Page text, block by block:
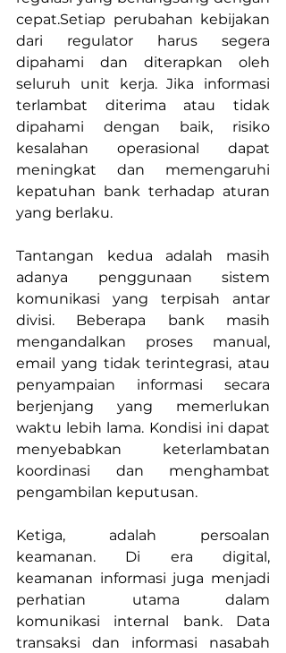
cepat.Setiap perubahan kebijakan
dari regulator harus segera
dipahami dan diterapkan oleh
seluruh unit kerja. Jika informasi
terlambat diterima atau tidak
dipahami dengan baik, risiko
kesalahan operasional dapat
meningkat dan memengaruhi
kepatuhan bank terhadap aturan
yang berlaku.
Tantangan kedua adalah masih
adanya penggunaan sistem
komunikasi yang terpisah antar
divisi. Beberapa bank masih
mengandalkan proses manual,
email yang tidak terintegrasi, atau
penyampaian informasi secara
berjenjang yang memerlukan
waktu lebih lama. Kondisi ini dapat
menyebabkan keterlambatan
koordinasi dan menghambat
pengambilan keputusan.
Ketiga, adalah persoalan
keamanan. Di era digital,
keamanan informasi juga menjadi
perhatian utama dalam
komunikasi internal bank. Data
transaksi dan informasi nasabah